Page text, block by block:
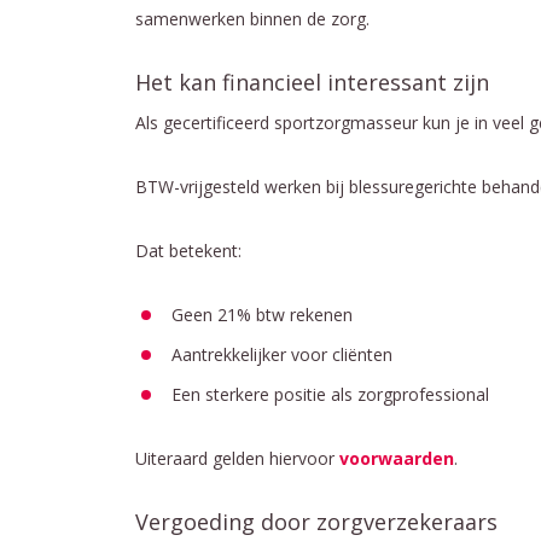
samenwerken binnen de zorg.
Het kan financieel interessant zijn
Als gecertificeerd sportzorgmasseur kun je in veel
BTW-vrijgesteld werken bij blessuregerichte
Dat betekent:
Geen 21% btw rekenen
Aantrekkelijker voor cliënten
Een sterkere positie als zorgprofessional
Uiteraard gelden hiervoor voorwaarden.
Vergoeding door zorgverzekeraars